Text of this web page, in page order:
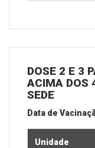
DOSE 2 E 3
ACIMA DOS
SEDE
Data de
Unidade